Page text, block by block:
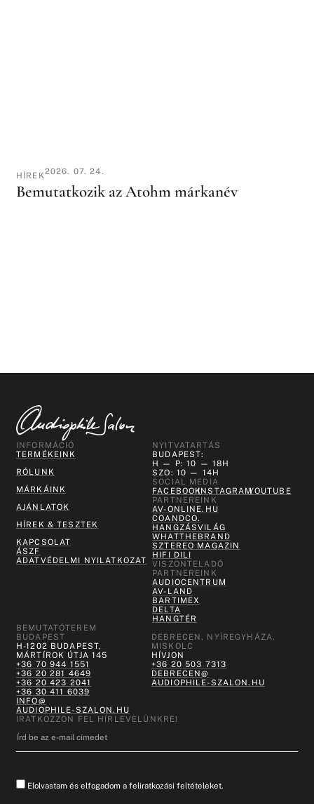
HÍREK2026. 07. 24.
Bemutatkozik az Atohm márkanév
INFORMÁCIÓ
TERMÉKEINK
RÓLUNK
MÁRKÁINK
AJÁNLATOK
HÍREK & TESZTEK
KAPCSOLAT
ÁSZF
ADATVÉDELMI NYILATKOZAT
NYITVATARTÁS
BUDAPEST:
H — P: 10 — 18H
SZO: 10 — 14H
SOCIAL MEDIA
FACEBOOKINSTAGRAMYOUTUBE
PARTNEREINK
AV-ONLINE.HU
COANDCO.
HANGZÁSVILÁG
WHATTHEBRAND
SZTEREO MAGAZIN
HIFI DILI
VISZONTELADÓ
PARTNEREINK
AUDIOCENTRUM
AV-LAND
BARTIMEX
DELTA
HANGTÉR
BEMUTATÓTEREM
BUDAPEST
H-1202 BUDAPEST,
MÁRTÍROK ÚTJA 145
+36 70 944 1551
+36 20 281 4649
+36 20 423 2041
+36 30 411 6039
INFO@
AUDIOPHILE-SZALON.HU
DEBRECEN, NYÍREGYHÁZA,
MISKOLC
HÍVJON
+36 20 503 7313
DEBRECEN@
AUDIOPHILE-SZALON.HU
IRATKOZZON FEL HÍRLEVELÜNKRE!
Elolvastam és elfogadom a feliratkozási feltételeket.